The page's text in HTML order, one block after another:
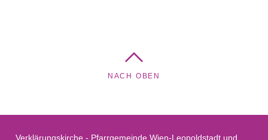
NACH OBEN
Verklärungskirche - Pfarrgemeinde Wien-Leopoldstadt und